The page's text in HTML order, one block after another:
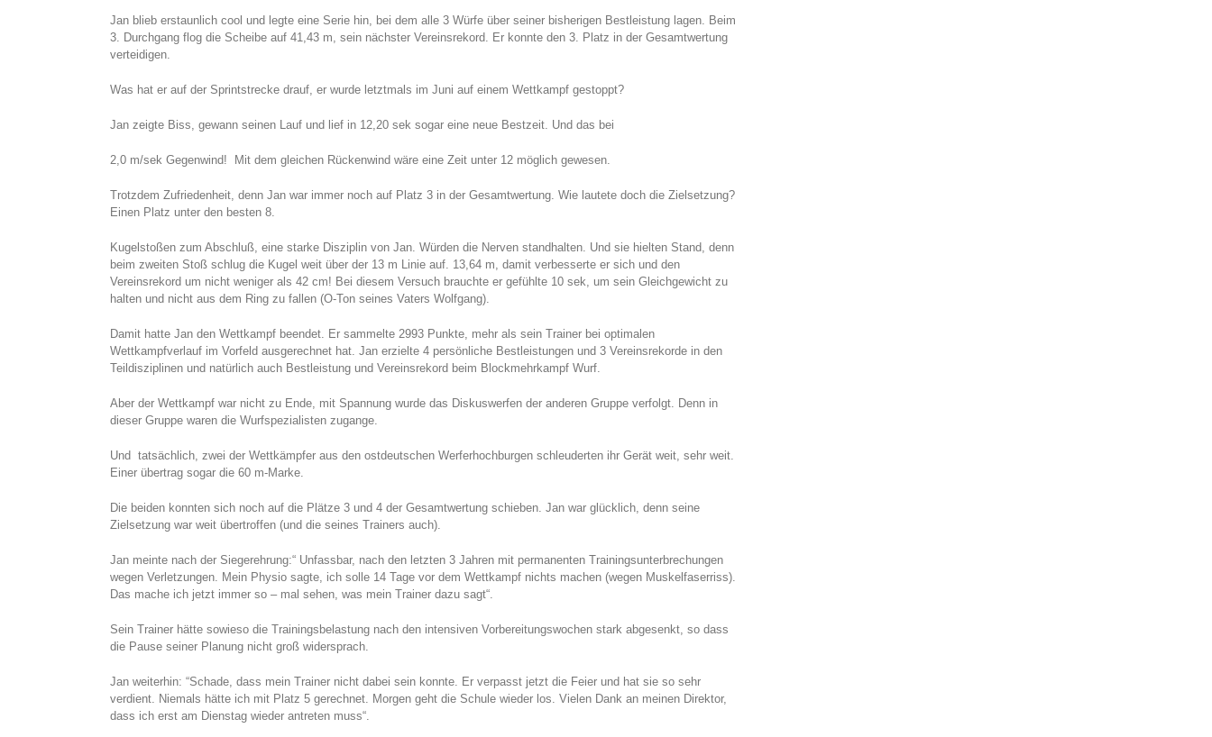
Jan blieb erstaunlich cool und legte eine Serie hin, bei dem alle 3 Würfe über seiner bisherigen Bestleistung lagen. Beim
3. Durchgang flog die Scheibe auf 41,43 m, sein nächster Vereinsrekord. Er konnte den 3. Platz in der Gesamtwertung
verteidigen.
Was hat er auf der Sprintstrecke drauf, er wurde letztmals im Juni auf einem Wettkampf gestoppt?
Jan zeigte Biss, gewann seinen Lauf und lief in 12,20 sek sogar eine neue Bestzeit. Und das bei
2,0 m/sek Gegenwind! Mit dem gleichen Rückenwind wäre eine Zeit unter 12 möglich gewesen.
Trotzdem Zufriedenheit, denn Jan war immer noch auf Platz 3 in der Gesamtwertung. Wie lautete doch die Zielsetzung?
Einen Platz unter den besten 8.
Kugelstoßen zum Abschluß, eine starke Disziplin von Jan. Würden die Nerven standhalten. Und sie hielten Stand, denn
beim zweiten Stoß schlug die Kugel weit über der 13 m Linie auf. 13,64 m, damit verbesserte er sich und den
Vereinsrekord um nicht weniger als 42 cm! Bei diesem Versuch brauchte er gefühlte 10 sek, um sein Gleichgewicht zu
halten und nicht aus dem Ring zu fallen (O-Ton seines Vaters Wolfgang).
Damit hatte Jan den Wettkampf beendet. Er sammelte 2993 Punkte, mehr als sein Trainer bei optimalen
Wettkampfverlauf im Vorfeld ausgerechnet hat. Jan erzielte 4 persönliche Bestleistungen und 3 Vereinsrekorde in den
Teildisziplinen und natürlich auch Bestleistung und Vereinsrekord beim Blockmehrkampf Wurf.
Aber der Wettkampf war nicht zu Ende, mit Spannung wurde das Diskuswerfen der anderen Gruppe verfolgt. Denn in
dieser Gruppe waren die Wurfspezialisten zugange.
Und tatsächlich, zwei der Wettkämpfer aus den ostdeutschen Werferhochburgen schleuderten ihr Gerät weit, sehr weit.
Einer übertrag sogar die 60 m-Marke.
Die beiden konnten sich noch auf die Plätze 3 und 4 der Gesamtwertung schieben. Jan war glücklich, denn seine
Zielsetzung war weit übertroffen (und die seines Trainers auch).
Jan meinte nach der Siegerehrung:“ Unfassbar, nach den letzten 3 Jahren mit permanenten Trainingsunterbrechungen
wegen Verletzungen. Mein Physio sagte, ich solle 14 Tage vor dem Wettkampf nichts machen (wegen Muskelfaserriss).
Das mache ich jetzt immer so – mal sehen, was mein Trainer dazu sagt“.
Sein Trainer hätte sowieso die Trainingsbelastung nach den intensiven Vorbereitungswochen stark abgesenkt, so dass
die Pause seiner Planung nicht groß widersprach.
Jan weiterhin: “Schade, dass mein Trainer nicht dabei sein konnte. Er verpasst jetzt die Feier und hat sie so sehr
verdient. Niemals hätte ich mit Platz 5 gerechnet. Morgen geht die Schule wieder los. Vielen Dank an meinen Direktor,
dass ich erst am Dienstag wieder antreten muss“.